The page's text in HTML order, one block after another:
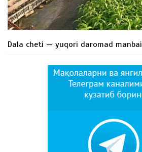
Dala cheti — yuqori daromad manbai